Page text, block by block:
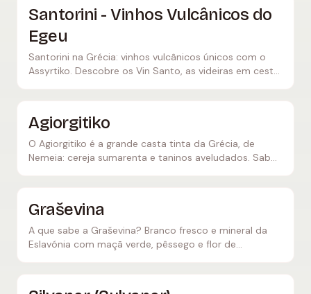
Santorini - Vinhos Vulcânicos do
Egeu
Santorini na Grécia: vinhos vulcânicos únicos com o
Assyrtiko. Descobre os Vin Santo, as videiras em cesta
Agiorgitiko
O Agiorgitiko é a grande casta tinta da Grécia, de
Nemeia: cereja sumarenta e taninos aveludados. Sabor,
Graševina
A que sabe a Graševina? Branco fresco e mineral da
Eslavónia com maçã verde, pêssego e flor de